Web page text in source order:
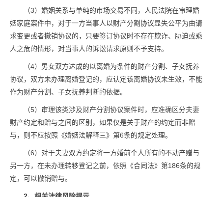
（3）婚姻关系与单纯的市场交易不同，人民法院在审理婚
姻家庭案件中，对于一方当事人以财产分割协议显失公平为由请
求变更或者撤销协议的，只要签订协议时不存在欺诈、胁迫或乘
人之危的情形，对当事人的诉讼请求原则不予支持。
（4）男女双方达成的以离婚为条件的财产分割、子女抚养
协议，双方未办理离婚登记的，应认定该离婚协议未生效，不能
作为财产分割、子女抚养判断的依据。
（5）审理该类涉及财产分割协议案件时，应准确区分夫妻
财产约定和赠与之间的区别，如果仅是关于财产的约定而非赠
与，则不应按照《婚姻法解释三》第6条的规定处理。
（6）对于夫妻双方约定将一方婚前个人所有的不动产赠与
另一方，在未办理转移登记之前，依照《合同法》第186条的规
定，可以撤销赠与。